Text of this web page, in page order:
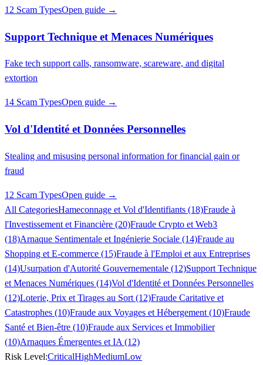
12 Scam TypesOpen guide →
Support Technique et Menaces Numériques
Fake tech support calls, ransomware, scareware, and digital
extortion
14 Scam TypesOpen guide →
Vol d'Identité et Données Personnelles
Stealing and misusing personal information for financial gain or
fraud
12 Scam TypesOpen guide →
All CategoriesHameconnage et Vol d'Identifiants (18)Fraude à
l'Investissement et Financière (20)Fraude Crypto et Web3
(18)Arnaque Sentimentale et Ingénierie Sociale (14)Fraude au
Shopping et E-commerce (15)Fraude à l'Emploi et aux Entreprises
(14)Usurpation d'Autorité Gouvernementale (12)Support Technique
et Menaces Numériques (14)Vol d'Identité et Données Personnelles
(12)Loterie, Prix et Tirages au Sort (12)Fraude Caritative et
Catastrophes (10)Fraude aux Voyages et Hébergement (10)Fraude
Santé et Bien-être (10)Fraude aux Services et Immobilier
(10)Arnaques Émergentes et IA (12)
Risk Level:CriticalHighMediumLow